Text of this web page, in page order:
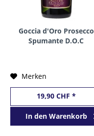
Goccia d'Oro Prosecco
Spumante D.O.C
Merken
19,90 CHF *
In den Warenkorb